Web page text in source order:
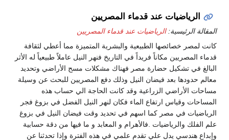
الرياضيات عند قدماء المصريين
المقالة الرئيسية:الرياضيات عند قدماء المصريين
كانت لمصر خصائصها الطبيعية والبشرية المتميزة مما أعطي لثقافة
قدماء المصريين مكاناً فريداً في التاريخ فنهر النيل عاملاً طبيعياً له الأثر
البالغ في تشكيل حضارة مصر فهناك مشكلات مسح الأراضي وتحديد
معالم حدودها بعد فيضان النيل وذلك دفع المصريين للبحث عن وسيلة
مساحات الأراضي الزراعية وقد كانت الحاجة الي حساب هذه
المساحات وقياس ارتفاع الماء فكان لنهر النيل الفضل في بزوغ فجر
الرياضيات في مصر كما اسهم في تحديد وقت فيضان النيل في بزوغ
علم الفلك والرياضيات .فالأهرام و المعابد و ما فيها من دقة حسابية
وإبداع هندسي يدل علي تقدم علمي في هذه الفترة وإذا تحدثنا عن